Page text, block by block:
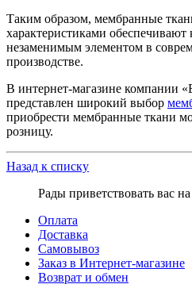
Таким образом, мембранные
характеристиками обеспечивают
незаменимым элементом в
производстве.
В интернет-магазине компании
представлен широкий выбор
приобрести мембранные ткани
розницу.
Назад к списку
Рады приветствовать вас
Оплата
Доставка
Самовывоз
Заказ в Интернет-магазине
Возврат и обмен